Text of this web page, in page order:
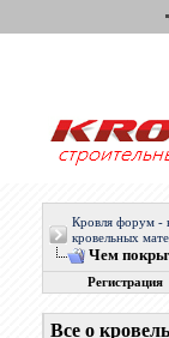
Кровля форум -
кровельных
Чем
Регистрация
Все о